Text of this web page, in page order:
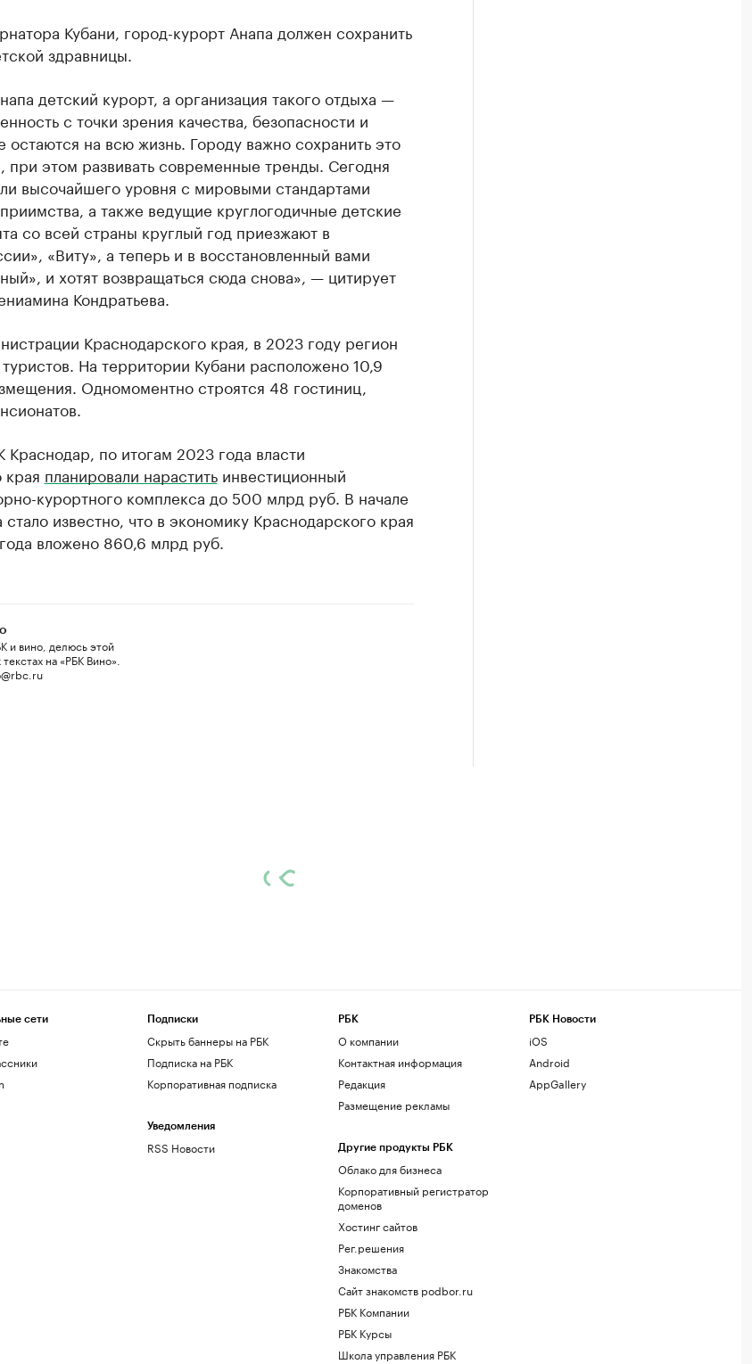
Кубани, город-курорт Анапа должен сохранить
здравницы.
детский курорт, а организация такого отдыха —
с точки зрения качества, безопасности и
на всю жизнь. Городу важно сохранить это
при этом развивать современные тренды. Сегодня
высочайшего уровня с мировыми стандартами
а также ведущие круглогодичные детские
со всей страны круглый год приезжают в
«Виту», а теперь и в восстановленный вами
и хотят возвращаться сюда снова», — цитирует
Кондратьева.
Краснодарского края, в 2023 году регион
На территории Кубани расположено 10,9
Одномоментно строятся 48 гостиниц,
Краснодар, по итогам 2023 года власти
края планировали нараститьинвестиционный
курортного комплекса до 500 млрд руб. В начале
известно, что в экономику Краснодарского края
вложено 860,6 млрд руб.
и вино, делюсь этой
на «РБК Вино».
сети Подписки
Скрыть баннеры на РБК
Подписка на РБК
Корпоративная подписка
Уведомления
RSS Новости
РБК
О компании
Контактная информация
Редакция
Размещение рекламы
Другие продукты РБК
Облако для бизнеса
Корпоративный регистратор
доменов
Хостинг сайтов
Рег.решения
Знакомства
Сайт знакомств podbor.ru
РБК Компании
РБК Курсы
Школа управления РБК
РБК Новости
iOS
Android
AppGallery